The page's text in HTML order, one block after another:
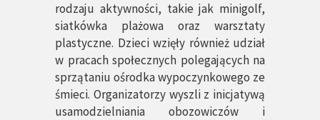
rodzaju aktywności, takie jak minigolf,
siatkówka plażowa oraz warsztaty
plastyczne. Dzieci wzięły również udział
w pracach społecznych polegających na
sprzątaniu ośrodka wypoczynkowego ze
śmieci. Organizatorzy wyszli z inicjatywą
usamodzielniania obozowiczów i